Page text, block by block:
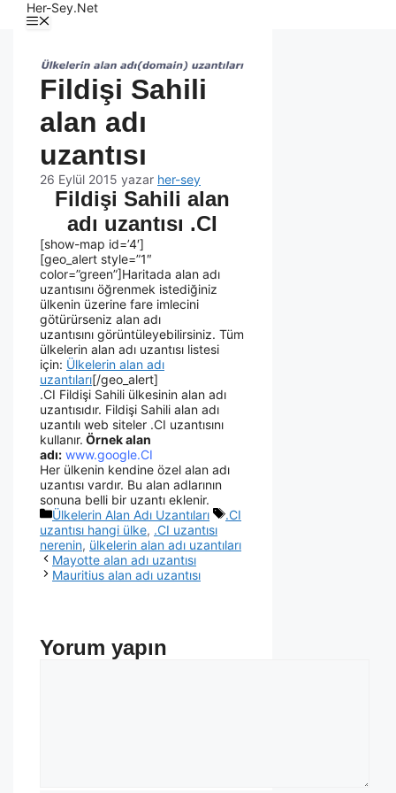
Her-Sey.Net
Fildişi Sahili
alan adı
uzantısı
26 Eylül 2015 yazar her-sey
Fildişi Sahili alan
adı uzantısı .CI
[show-map id=’4′]
[geo_alert style=”1″
color=”green”]Haritada alan adı
uzantısını öğrenmek istediğiniz
ülkenin üzerine fare imlecini
götürürseniz alan adı
uzantısını görüntüleyebilirsiniz. Tüm
ülkelerin alan adı uzantısı listesi
için: Ülkelerin alan adı
uzantıları[/geo_alert]
.CI Fildişi Sahili ülkesinin alan adı
uzantısıdır. Fildişi Sahili alan adı
uzantılı web siteler .CI uzantısını
kullanır. Örnek alan
adı: www.google.CI
Her ülkenin kendine özel alan adı
uzantısı vardır. Bu alan adlarının
sonuna belli bir uzantı eklenir.
Ülkelerin Alan Adı Uzantıları
.CI
uzantısı hangi ülke, .CI uzantısı
nerenin, ülkelerin alan adı uzantıları
Mayotte alan adı uzantısı
Mauritius alan adı uzantısı
Yorum yapın